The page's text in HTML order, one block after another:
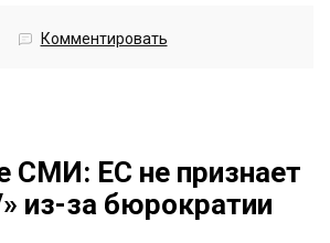
Комментировать
СМИ: ЕС не признает
из-за бюрократии